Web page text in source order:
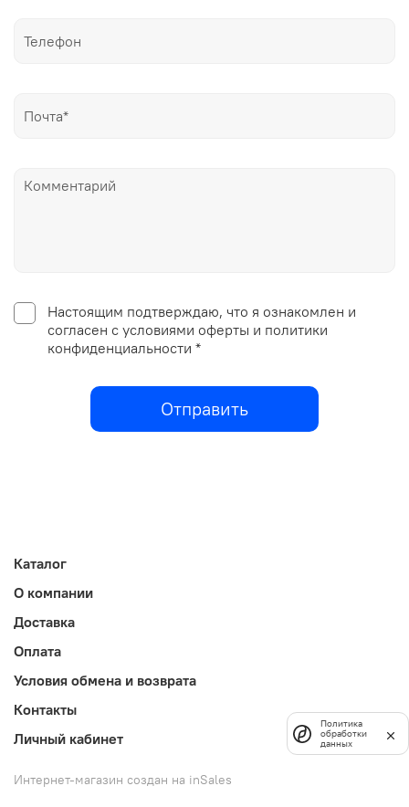
Настоящим подтверждаю, что я ознакомлен и
согласен с условиями оферты и политики
конфиденциальности *
Отправить
Каталог
О компании
Доставка
Оплата
Условия обмена и возврата
Контакты
Личный кабинет
Интернет-магазин создан на inSales
Политика
обработки
данных